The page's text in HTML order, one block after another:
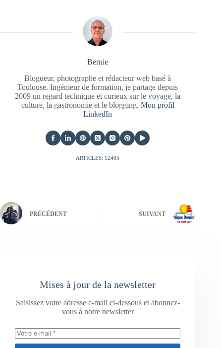
Bernie
Blogueur, photographe et rédacteur web basé à
Toulouse. Ingénieur de formation, je partage depuis
2009 un regard technique et curieux sur le voyage, la
culture, la gastronomie et le blogging. Mon profil
LinkedIn
ARTICLES: 12405
PRÉCÉDENT SUIVANT
Mises à jour de la newsletter
Saisissez votre adresse e-mail ci-dessous et abonnez-
vous à notre newsletter